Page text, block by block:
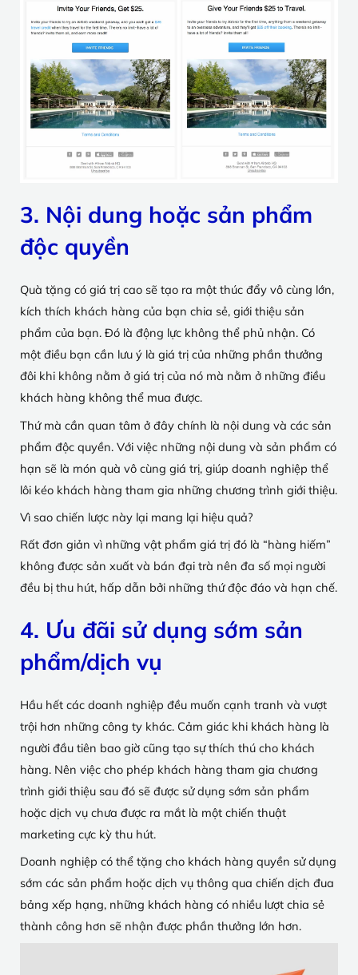
3. Nội dung hoặc sản phẩm
độc quyền
Quà tặng có giá trị cao sẽ tạo ra một thúc đẩy vô cùng lớn,
kích thích khách hàng của bạn chia sẻ, giới thiệu sản
phẩm của bạn. Đó là động lực không thể phủ nhận. Có
một điều bạn cần lưu ý là giá trị của những phần thưởng
đôi khi không nằm ở giá trị của nó mà nằm ở những điều
khách hàng không thể mua được.
Thứ mà cần quan tâm ở đây chính là nội dung và các sản
phẩm độc quyền. Với việc những nội dung và sản phẩm có
hạn sẽ là món quà vô cùng giá trị, giúp doanh nghiệp thể
lôi kéo khách hàng tham gia những chương trình giới thiệu.
Vì sao chiến lược này lại mang lại hiệu quả?
Rất đơn giản vì những vật phẩm giá trị đó là “hàng hiếm”
không được sản xuất và bán đại trà nên đa số mọi người
đều bị thu hút, hấp dẫn bởi những thứ độc đáo và hạn chế.
4. Ưu đãi sử dụng sớm sản
phẩm/dịch vụ
Hầu hết các doanh nghiệp đều muốn cạnh tranh và vượt
trội hơn những công ty khác. Cảm giác khi khách hàng là
người đầu tiên bao giờ cũng tạo sự thích thú cho khách
hàng. Nên việc cho phép khách hàng tham gia chương
trình giới thiệu sau đó sẽ được sử dụng sớm sản phẩm
hoặc dịch vụ chưa được ra mắt là một chiến thuật
marketing cực kỳ thu hút.
Doanh nghiệp có thể tặng cho khách hàng quyền sử dụng
sớm các sản phẩm hoặc dịch vụ thông qua chiến dịch đua
bảng xếp hạng, những khách hàng có nhiều lượt chia sẻ
thành công hơn sẽ nhận được phần thưởng lớn hơn.